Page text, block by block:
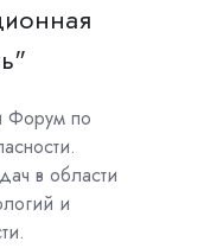
Форум по
в области
и